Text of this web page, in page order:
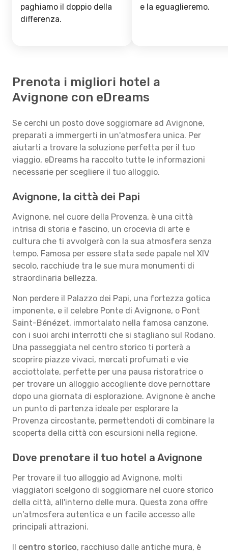
paghiamo il doppio della
differenza.
e la eguaglieremo.
Prenota i migliori hotel a
Avignone con eDreams
Se cerchi un posto dove soggiornare ad Avignone,
preparati a immergerti in un'atmosfera unica. Per
aiutarti a trovare la soluzione perfetta per il tuo
viaggio, eDreams ha raccolto tutte le informazioni
necessarie per scegliere il tuo alloggio.
Avignone, la città dei Papi
Avignone, nel cuore della Provenza, è una città
intrisa di storia e fascino, un crocevia di arte e
cultura che ti avvolgerà con la sua atmosfera senza
tempo. Famosa per essere stata sede papale nel XIV
secolo, racchiude tra le sue mura monumenti di
straordinaria bellezza.
Non perdere il Palazzo dei Papi, una fortezza gotica
imponente, e il celebre Ponte di Avignone, o Pont
Saint-Bénézet, immortalato nella famosa canzone,
con i suoi archi interrotti che si stagliano sul Rodano.
Una passeggiata nel centro storico ti porterà a
scoprire piazze vivaci, mercati profumati e vie
acciottolate, perfette per una pausa ristoratrice o
per trovare un alloggio accogliente dove pernottare
dopo una giornata di esplorazione. Avignone è anche
un punto di partenza ideale per esplorare la
Provenza circostante, permettendoti di combinare la
scoperta della città con escursioni nella regione.
Dove prenotare il tuo hotel a Avignone
Per trovare il tuo alloggio ad Avignone, molti
viaggiatori scelgono di soggiornare nel cuore storico
della città, all'interno delle mura. Questa zona offre
un'atmosfera autentica e un facile accesso alle
principali attrazioni.
Il centro storico, racchiuso dalle antiche mura, è